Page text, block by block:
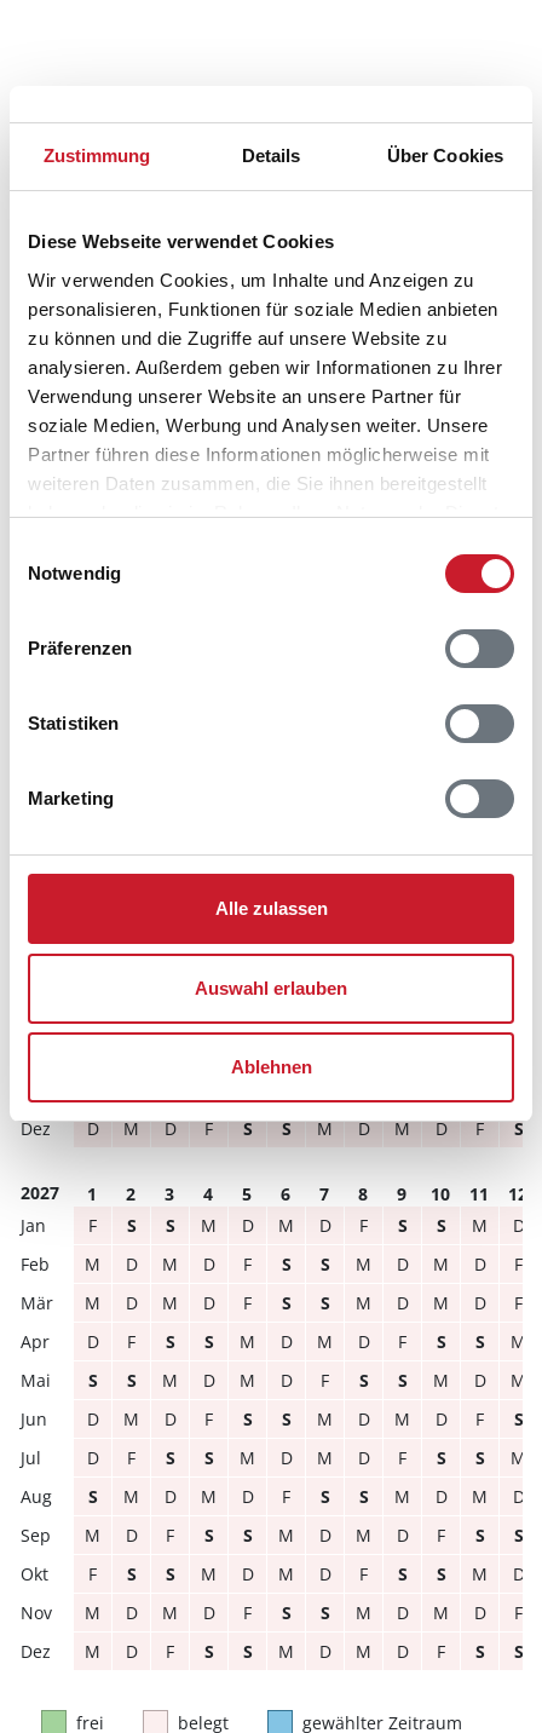
Zustimmung Details Über Cookies
Diese Webseite verwendet Cookies
Wir verwenden Cookies, um Inhalte und Anzeigen zu
personalisieren, Funktionen für soziale Medien anbieten
zu können und die Zugriffe auf unsere Website zu
analysieren. Außerdem geben wir Informationen zu Ihrer
Verwendung unserer Website an unsere Partner für
soziale Medien, Werbung und Analysen weiter. Unsere
Partner führen diese Informationen möglicherweise mit
weiteren Daten zusammen, die Sie ihnen bereitgestellt
haben oder die sie im Rahmen Ihrer Nutzung der Dienste
Notwendig
Präferenzen
Statistiken
Marketing
Alle zulassen
Auswahl erlauben
Ablehnen
Belegungskalender
Reisedauer auswählen
Anzahl Reisende auswählen
Sie bekommen Verfügbarkeit und Preis angezeigt
Reisezeitraumes auch Änderungen bei der
können.
5 6 7
S
D
M D F S S M D M D F S
2027 1 2 3 4 5 6 7 8 9 10 11
12
F
S S M D M D F S S M
D
M
D M D F S S M D M D
F
M
D M D F S S M D M D
F
D
F S S M D M D F S S
M
S
S M D M D F S S M D
M
D
M D F S S M D M D F
S
D
F S S M D M D F S S
M
S
M D M D F S S M D M
D
M
D F S S M D M D F S
S
F
S S M D M D F S S M
D
M
D M D F S S M D M D
F
M
D F S S M D M D F S S
frei belegt gewählter Zeitraum